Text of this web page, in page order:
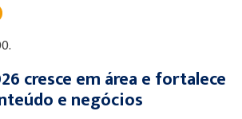
cresce em área e fortalece
e negócios